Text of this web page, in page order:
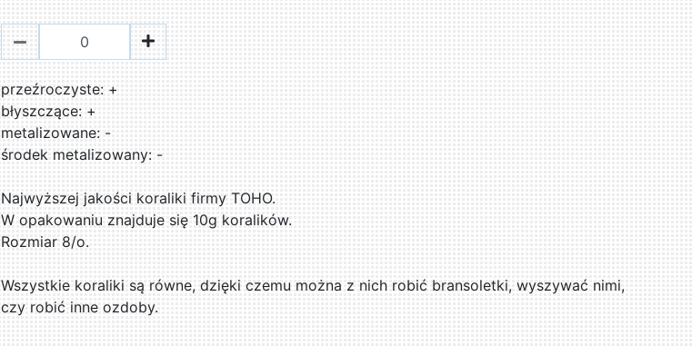
przeźroczyste: +
błyszczące: +
metalizowane: -
środek metalizowany: -
Najwyższej jakości koraliki firmy TOHO.
W opakowaniu znajduje się 10g koralików.
Rozmiar 8/o.
Wszystkie koraliki są równe, dzięki czemu można z nich robić bransoletki, wyszywać nimi,
czy robić inne ozdoby.